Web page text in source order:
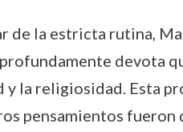
de la estricta rutina,
devota
y la religiosidad. Esta
pensamientos fueron